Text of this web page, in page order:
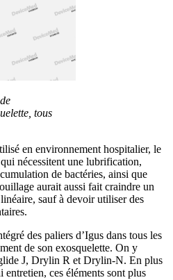
tous
en environnement hospitalier, le
nécessitent une lubrification,
de bactéries, ainsi que
aurait aussi fait craindre un
sauf à devoir utiliser des
des paliers d’Igus dans tous les
de son exosquelette. On y
J, Drylin R et Drylin-N. En plus
ces éléments sont plus